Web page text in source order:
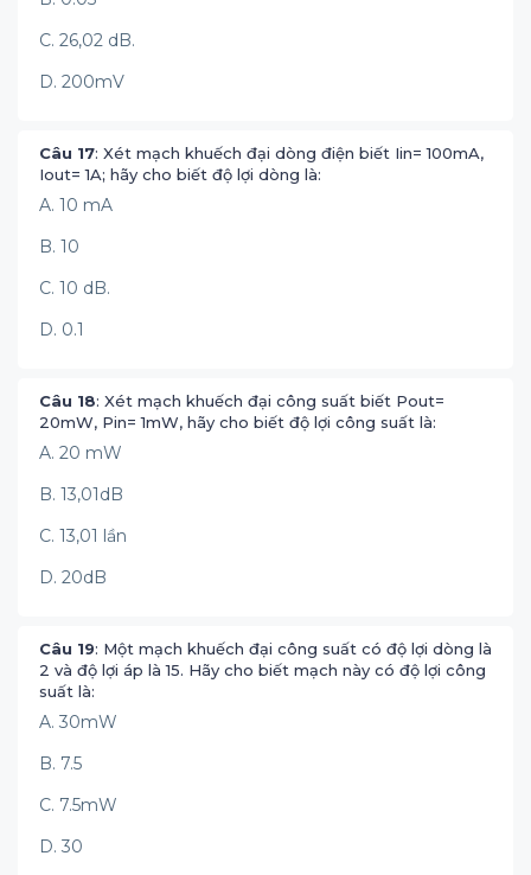
C. 26,02 dB.
D. 200mV
Câu 17: Xét mạch khuếch đại dòng điện biết Iin= 100mA,
Iout= 1A; hãy cho biết độ lợi dòng là:
A. 10 mA
B. 10
C. 10 dB.
D. 0.1
Câu 18: Xét mạch khuếch đại công suất biết Pout=
20mW, Pin= 1mW, hãy cho biết độ lợi công suất là:
A. 20 mW
B. 13,01dB
C. 13,01 lần
D. 20dB
Câu 19: Một mạch khuếch đại công suất có độ lợi dòng là
2 và độ lợi áp là 15. Hãy cho biết mạch này có độ lợi công
suất là:
A. 30mW
B. 7.5
C. 7.5mW
D. 30